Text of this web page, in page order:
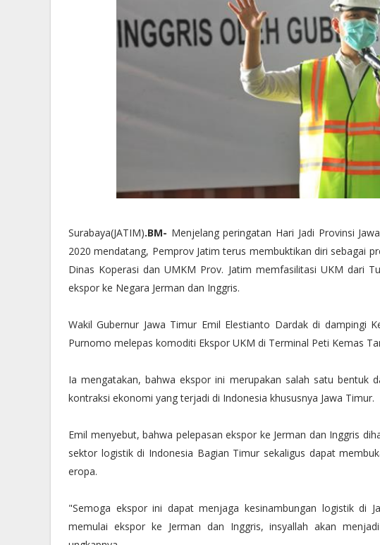
Surabaya(JATIM).BM- Menjelang peringatan Hari Jadi Provinsi
2020 mendatang, Pemprov Jatim terus membuktikan diri sebagai
Dinas Koperasi dan UMKM Prov. Jatim memfasilitasi UKM dari
ekspor ke Negara Jerman dan Inggris.
Wakil Gubernur Jawa Timur Emil Elestianto Dardak di dampingi
Purnomo melepas komoditi Ekspor UKM di Terminal Peti Kemas
Ia mengatakan, bahwa ekspor ini merupakan salah satu bentuk
kontraksi ekonomi yang terjadi di Indonesia khususnya Jawa Timur.
Emil menyebut, bahwa pelepasan ekspor ke Jerman dan Inggris
sektor logistik di Indonesia Bagian Timur sekaligus dapat
eropa.
"Semoga ekspor ini dapat menjaga kesinambungan logistik di
memulai ekspor ke Jerman dan Inggris, insyallah akan